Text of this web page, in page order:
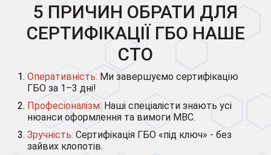
5 ПРИЧИН ОБРАТИ ДЛЯ
СЕРТИФІКАЦІЇ ГБО НАШЕ
СТО
Оперативність: Ми завершуємо сертифікацію
ГБО за 1–3 дні!
Професіоналізм:Наші спеціалісти знають усі
нюанси оформлення та вимоги МВС.
Зручність: Сертифікація ГБО «під ключ» - без
зайвих клопотів.